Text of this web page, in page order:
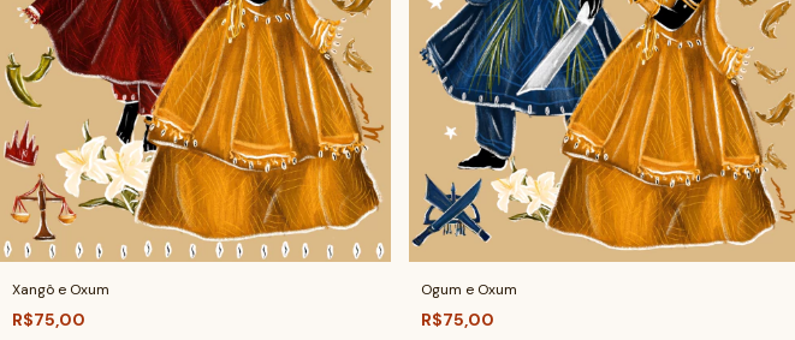
Xangô e Oxum
R$75,00
Ogum e Oxum
R$75,00